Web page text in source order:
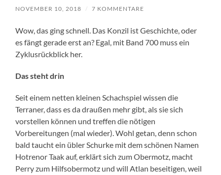
NOVEMBER 10, 2018 / 7 KOMMENTARE
Wow, das ging schnell. Das Konzil ist Geschichte, oder
es fängt gerade erst an? Egal, mit Band 700 muss ein
Zyklusrückblick her.
Das steht drin
Seit einem netten kleinen Schachspiel wissen die
Terraner, dass es da draußen mehr gibt, als sie sich
vorstellen können und treffen die nötigen
Vorbereitungen (mal wieder). Wohl getan, denn schon
bald taucht ein übler Schurke mit dem schönen Namen
Hotrenor Taak auf, erklärt sich zum Obermotz, macht
Perry zum Hilfsobermotz und will Atlan beseitigen, weil